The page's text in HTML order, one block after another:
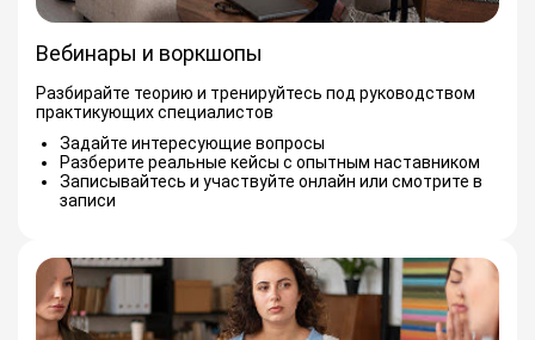
Вебинары и воркшопы
Разбирайте теорию и тренируйтесь под руководством
практикующих специалистов
Задайте интересующие вопросы
Разберите реальные кейсы с опытным наставником
Записывайтесь и участвуйте онлайн или смотрите в
записи